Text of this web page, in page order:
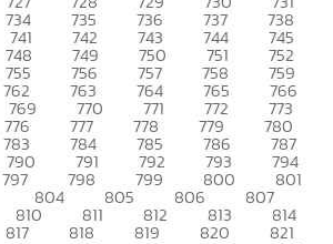
734 735 736 737 738
741 742 743 744 745
748 749 750 751 752
755 756 757 758 759
762 763 764 765 766
769 770 771 772 773
776 777 778 779 780
783 784 785 786 787
790 791 792 793 794
797 798 799 800 801
804 805 806 807
810 811 812 813 814
817 818 819 820 821